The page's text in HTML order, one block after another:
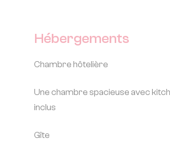
Hébergements
Chambre hôtelière
Une chambre spacieuse avec
inclus
Gîte